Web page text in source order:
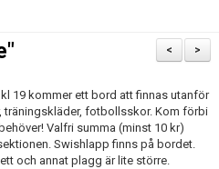
>
<
19 kommer ett bord att finnas utanför
fotbollsskor. Kom förbi
Valfri summa (minst 10 kr)
Swishlapp finns på bordet.
och annat plagg är lite större.